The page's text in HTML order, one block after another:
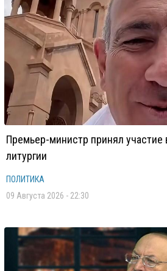
Премьер-министр принял
литургии
ПОЛИТИКА
09 Августа 2026 - 22:30